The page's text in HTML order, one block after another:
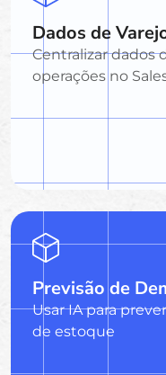
Dados de
Centralizar dados
operações no
Previsão de
Usar IA para
de estoque